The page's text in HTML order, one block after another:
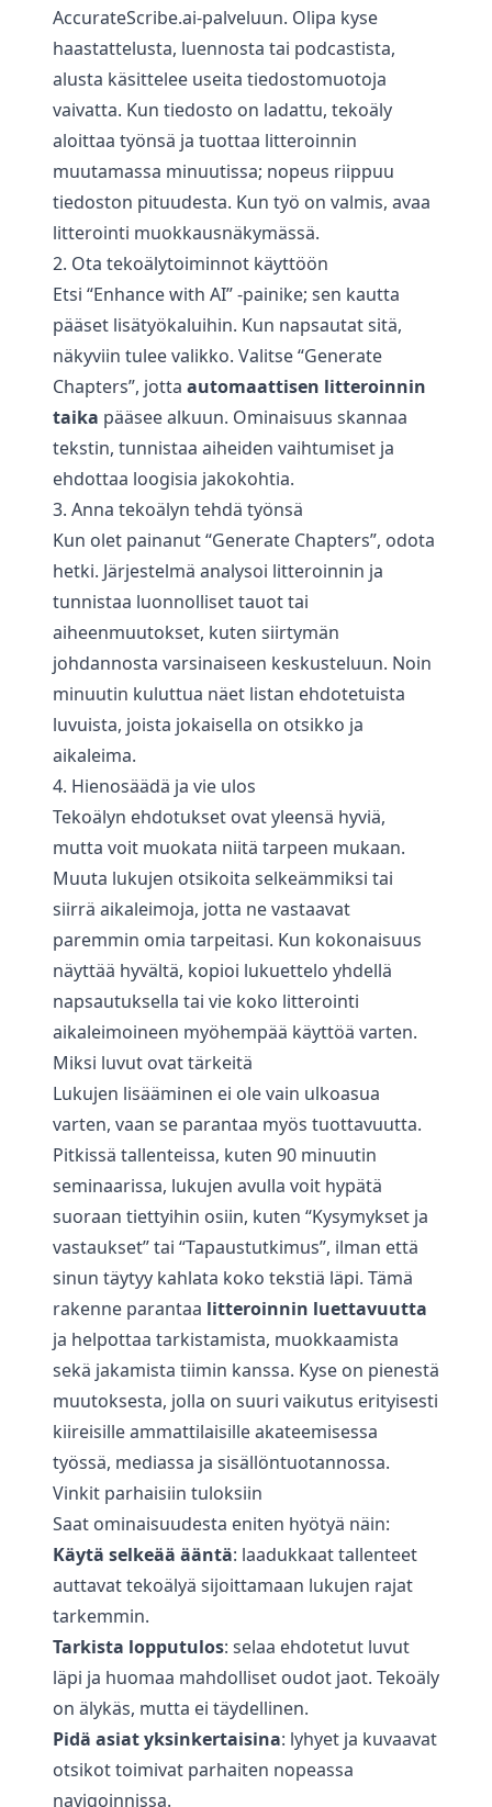
AccurateScribe.ai-palveluun. Olipa kyse
haastattelusta, luennosta tai podcastista,
alusta käsittelee useita tiedostomuotoja
vaivatta. Kun tiedosto on ladattu, tekoäly
aloittaa työnsä ja tuottaa litteroinnin
muutamassa minuutissa; nopeus riippuu
tiedoston pituudesta. Kun työ on valmis, avaa
litterointi muokkausnäkymässä.
2. Ota tekoälytoiminnot käyttöön
Etsi “Enhance with AI” -painike; sen kautta
pääset lisätyökaluihin. Kun napsautat sitä,
näkyviin tulee valikko. Valitse “Generate
Chapters”, jotta automaattisen litteroinnin
taika pääsee alkuun. Ominaisuus skannaa
tekstin, tunnistaa aiheiden vaihtumiset ja
ehdottaa loogisia jakokohtia.
3. Anna tekoälyn tehdä työnsä
Kun olet painanut “Generate Chapters”, odota
hetki. Järjestelmä analysoi litteroinnin ja
tunnistaa luonnolliset tauot tai
aiheenmuutokset, kuten siirtymän
johdannosta varsinaiseen keskusteluun. Noin
minuutin kuluttua näet listan ehdotetuista
luvuista, joista jokaisella on otsikko ja
aikaleima.
4. Hienosäädä ja vie ulos
Tekoälyn ehdotukset ovat yleensä hyviä,
mutta voit muokata niitä tarpeen mukaan.
Muuta lukujen otsikoita selkeämmiksi tai
siirrä aikaleimoja, jotta ne vastaavat
paremmin omia tarpeitasi. Kun kokonaisuus
näyttää hyvältä, kopioi lukuettelo yhdellä
napsautuksella tai vie koko litterointi
aikaleimoineen myöhempää käyttöä varten.
Miksi luvut ovat tärkeitä
Lukujen lisääminen ei ole vain ulkoasua
varten, vaan se parantaa myös tuottavuutta.
Pitkissä tallenteissa, kuten 90 minuutin
seminaarissa, lukujen avulla voit hypätä
suoraan tiettyihin osiin, kuten “Kysymykset ja
vastaukset” tai “Tapaustutkimus”, ilman että
sinun täytyy kahlata koko tekstiä läpi. Tämä
rakenne parantaa litteroinnin luettavuutta
ja helpottaa tarkistamista, muokkaamista
sekä jakamista tiimin kanssa. Kyse on pienestä
muutoksesta, jolla on suuri vaikutus erityisesti
kiireisille ammattilaisille akateemisessa
työssä, mediassa ja sisällöntuotannossa.
Vinkit parhaisiin tuloksiin
Saat ominaisuudesta eniten hyötyä näin:
Käytä selkeää ääntä: laadukkaat tallenteet
auttavat tekoälyä sijoittamaan lukujen rajat
tarkemmin.
Tarkista lopputulos: selaa ehdotetut luvut
läpi ja huomaa mahdolliset oudot jaot. Tekoäly
on älykäs, mutta ei täydellinen.
Pidä asiat yksinkertaisina: lyhyet ja kuvaavat
otsikot toimivat parhaiten nopeassa
navigoinnissa.